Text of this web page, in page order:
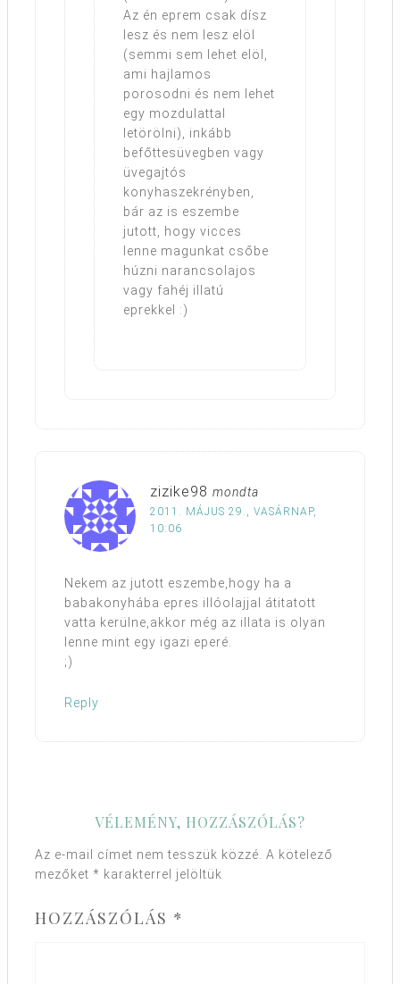
Az én eprem csak dísz
lesz és nem lesz elöl
(semmi sem lehet elöl,
ami hajlamos
porosodni és nem lehet
egy mozdulattal
letörölni), inkább
befőttesüvegben vagy
üvegajtós
konyhaszekrényben,
bár az is eszembe
jutott, hogy vicces
lenne magunkat csőbe
húzni narancsolajos
vagy fahéj illatú
eprekkel :)
zizike98 mondta
2011. MÁJUS 29., VASÁRNAP,
10:06
Nekem az jutott eszembe,hogy ha a
babakonyhába epres illóolajjal átitatott
vatta kerülne,akkor még az illata is olyan
lenne mint egy igazi eperé.
;)
Reply
VÉLEMÉNY, HOZZÁSZÓLÁS?
Az e-mail címet nem tesszük közzé. A kötelező
mezőket * karakterrel jelöltük
HOZZÁSZÓLÁS *